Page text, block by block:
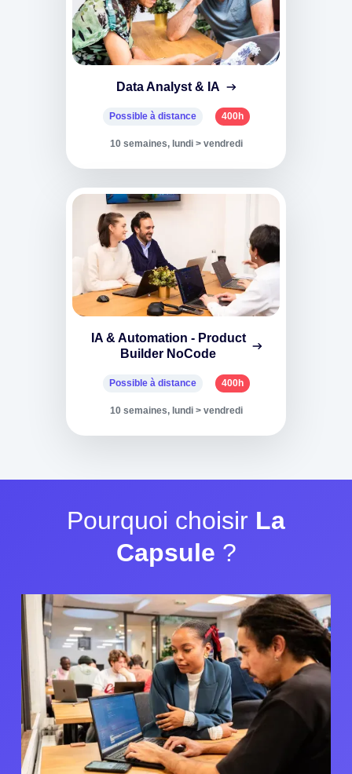
Data Analyst & IA
Possible à distance 400h
10 semaines, lundi > vendredi
IA & Automation - Product
Builder NoCode
Possible à distance 400h
10 semaines, lundi > vendredi
Pourquoi choisir La
Capsule ?